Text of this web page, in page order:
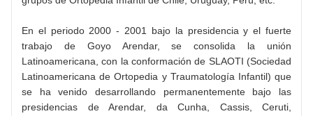
En el periodo 2000 - 2001 bajo la presidencia y el fuerte
trabajo de Goyo Arendar, se consolida la unión
Latinoamericana, con la conformación de SLAOTI (Sociedad
Latinoamericana de Ortopedia y Traumatología Infantil) que
se ha venido desarrollando permanentemente bajo las
presidencias de Arendar, da Cunha, Cassis, Ceruti,